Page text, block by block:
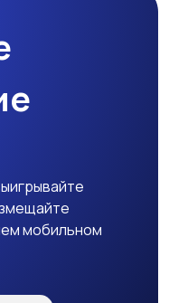
мобильном